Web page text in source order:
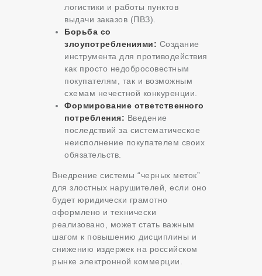
логистики и работы пунктов
выдачи заказов (ПВЗ).
Борьба со
злоупотреблениями: Создание
инструмента для противодействия
как просто недобросовестным
покупателям, так и возможным
схемам нечестной конкуренции.
Формирование ответственного
потребления: Введение
последствий за систематическое
неисполнение покупателем своих
обязательств.
Внедрение системы “черных меток”
для злостных нарушителей, если оно
будет юридически грамотно
оформлено и технически
реализовано, может стать важным
шагом к повышению дисциплины и
снижению издержек на российском
рынке электронной коммерции.